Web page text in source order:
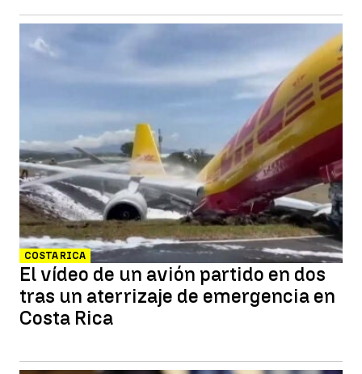
COSTA RICA
El vídeo de un avión partido en dos
tras un aterrizaje de emergencia en
Costa Rica